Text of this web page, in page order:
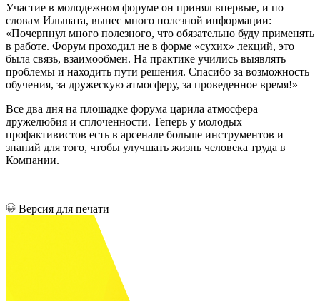
Участие в молодежном форуме он принял впервые, и по
словам Ильшата, вынес много полезной информации:
«Почерпнул много полезного, что обязательно буду применять
в работе. Форум проходил не в форме «сухих» лекций, это
была связь, взаимообмен. На практике учились выявлять
проблемы и находить пути решения. Спасибо за возможность
обучения, за дружескую атмосферу, за проведенное время!»
Все два дня на площадке форума царила атмосфера
дружелюбия и сплоченности. Теперь у молодых
профактивистов есть в арсенале больше инструментов и
знаний для того, чтобы улучшать жизнь человека труда в
Компании.
Версия для печати